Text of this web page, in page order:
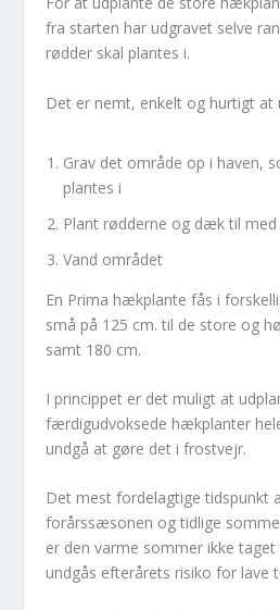
fra starten har udgravet selve
rødder skal plantes i.
Det er nemt, enkelt og hurtigt at
Grav det område op i haven,
plantes i
Plant rødderne og dæk til
Vand området
En Prima hækplante fås i
små på 125 cm. til de store og
samt 180 cm.
I princippet er det muligt at
færdigudvoksede hækplanter
undgå at gøre det i frostvejr.
Det mest fordelagtige tidspunkt
forårssæsonen og tidlige
er den varme sommer ikke
undgås efterårets risiko for lave